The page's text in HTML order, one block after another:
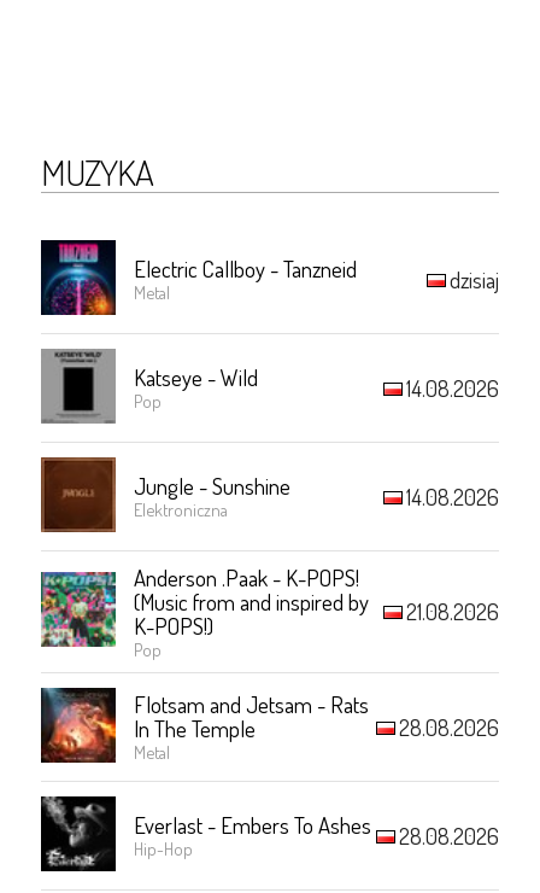
MUZYKA
Electric Callboy - Tanzneid
Metal dzisiaj
Katseye - Wild
Pop 14.08.2026
Jungle - Sunshine
Elektroniczna 14.08.2026
Anderson .Paak - K-POPS!
(Music from and inspired by
K-POPS!)
Pop
21.08.2026
Flotsam and Jetsam - Rats
In The Temple
Metal
28.08.2026
Everlast - Embers To Ashes
Hip-Hop 28.08.2026